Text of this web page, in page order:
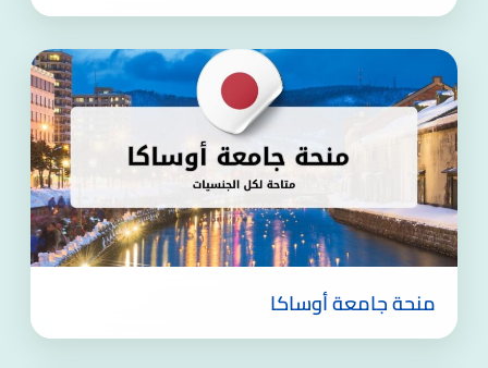
منحة جامعة أوساكا